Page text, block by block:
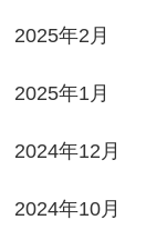
2025年2月
2025年1月
2024年12月
2024年10月